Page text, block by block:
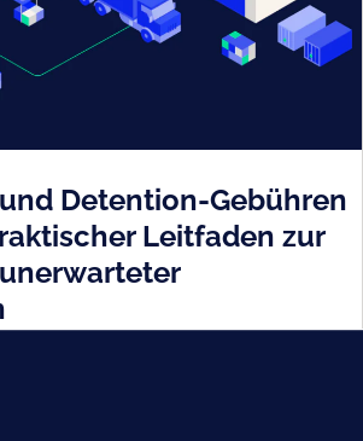
Detention-Gebühren
Leitfaden zur